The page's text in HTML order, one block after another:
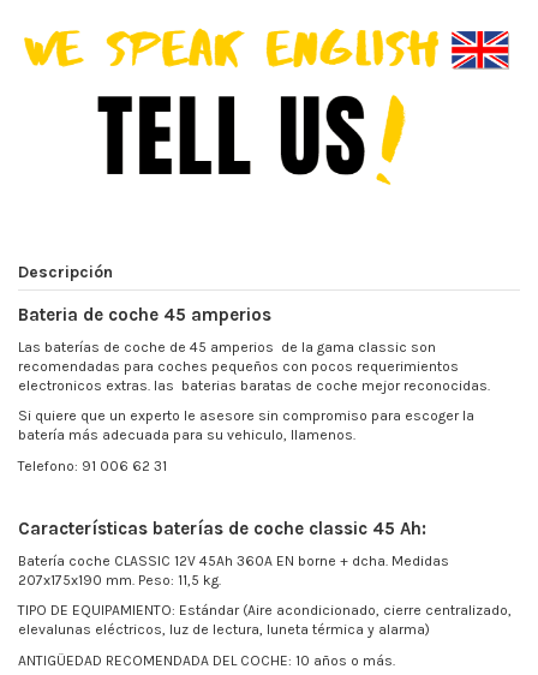
Descripción
Bateria de coche 45 amperios
Las baterías de coche de 45 amperios de la gama classic son
recomendadas para coches pequeños con pocos requerimientos
electronicos extras. las baterias baratas de coche mejor reconocidas.
Si quiere que un experto le asesore sin compromiso para escoger la
batería más adecuada para su vehiculo, llamenos.
Telefono: 91 006 62 31
Características baterías de coche classic 45 Ah:
Batería coche CLASSIC 12V 45Ah 360A EN borne + dcha. Medidas
207x175x190 mm. Peso: 11,5 kg.
TIPO DE EQUIPAMIENTO: Estándar (Aire acondicionado, cierre centralizado,
elevalunas eléctricos, luz de lectura, luneta térmica y alarma)
ANTIGÜEDAD RECOMENDADA DEL COCHE: 10 años o más.